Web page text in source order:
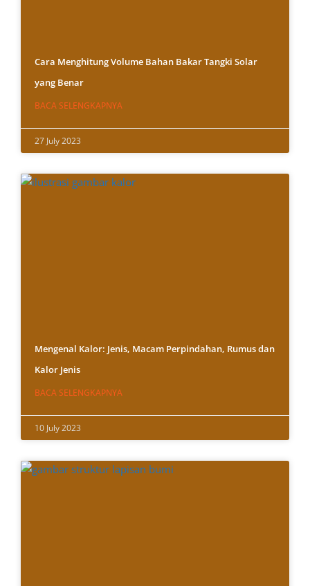
Cara Menghitung Volume Bahan Bakar Tangki Solar
yang Benar
BACA SELENGKAPNYA
27 July 2023
Mengenal Kalor: Jenis, Macam Perpindahan, Rumus dan
Kalor Jenis
BACA SELENGKAPNYA
10 July 2023